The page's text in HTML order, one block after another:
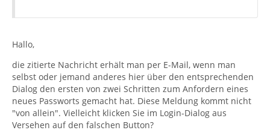
Hallo,
die zitierte Nachricht erhält man per E-Mail, wenn man
selbst oder jemand anderes hier über den entsprechenden
Dialog den ersten von zwei Schritten zum Anfordern eines
neues Passworts gemacht hat. Diese Meldung kommt nicht
"von allein". Vielleicht klicken Sie im Login-Dialog aus
Versehen auf den falschen Button?